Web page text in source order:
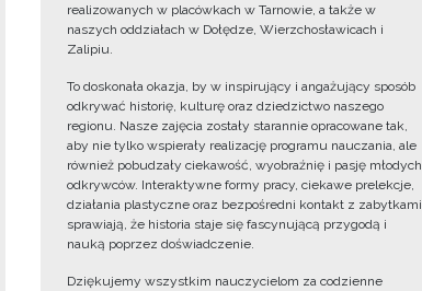
realizowanych w placówkach w Tarnowie, a także w
naszych oddziałach w Dołędze, Wierzchosławicach i
Zalipiu.
To doskonała okazja, by w inspirujący i angażujący sposób
odkrywać historię, kulturę oraz dziedzictwo naszego
regionu. Nasze zajęcia zostały starannie opracowane tak,
aby nie tylko wspierały realizację programu nauczania, ale
również pobudzały ciekawość, wyobraźnię i pasję młodych
odkrywców. Interaktywne formy pracy, ciekawe prelekcje,
działania plastyczne oraz bezpośredni kontakt z zabytkami
sprawiają, że historia staje się fascynującą przygodą i
nauką poprzez doświadczenie.
Dziękujemy wszystkim nauczycielom za codzienne